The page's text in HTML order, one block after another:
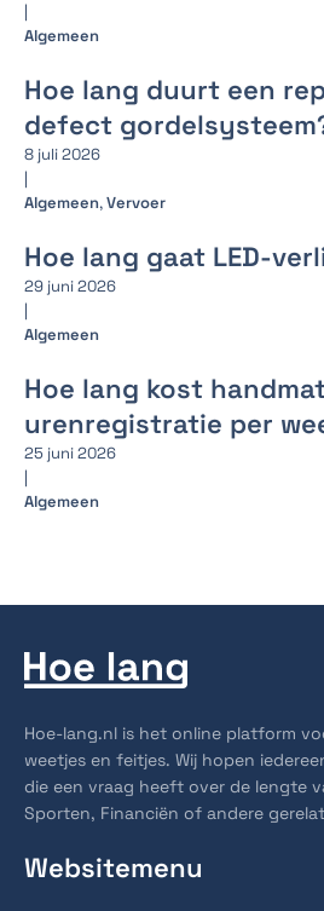
|
Algemeen
Hoe lang duurt een
defect
8 juli 2026
|
Algemeen,Vervoer
Hoe lang gaat LED-
29 juni 2026
|
Algemeen
Hoe lang kost
urenregistratie per
25 juni 2026
|
Algemeen
Hoe-lang.nl is het online platform
weetjes en feitjes. Wij hopen
die een vraag heeft over de lengte
Sporten, Financiën of andere
Websitemenu